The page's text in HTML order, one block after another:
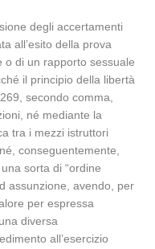
degli accertamenti
all’esito della prova
o di un rapporto sessuale
il principio della libertà
secondo comma,
né mediante la
tra i mezzi istruttori
conseguentemente,
sorta di “ordine
assunzione, avendo, per
per espressa
diversa
all’esercizio